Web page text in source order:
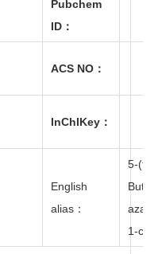
Pubchem
ID：
ACS NO：
InChIKey：
English
alias：
5-
1-